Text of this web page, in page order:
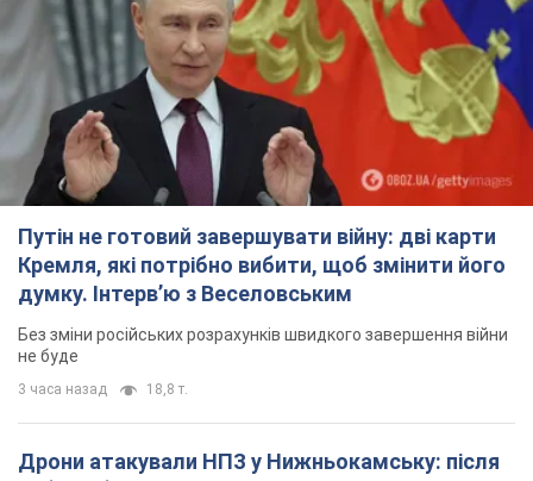
Без зміни російських розрахунків швидкого завершення війни
не буде
18,8 т.
Дрони атакували НПЗ у Нижньокамську: після
вибухів було видно дим. Відео
2 часа назад
Україна готує Чорнобиль до чергової спроби
вторгнення з боку Росії – медіа
Журналісти розповіли, що відбувається в зоні
5 часов назад 16,1 т.